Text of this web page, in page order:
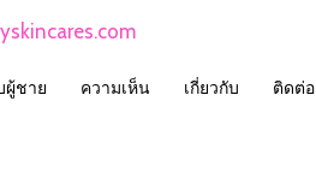
ชาย ความเห็น เกี่ยวกับ ติดต่อ